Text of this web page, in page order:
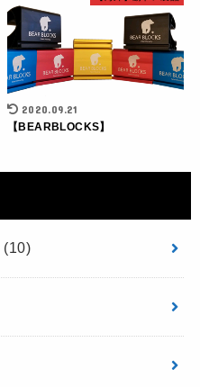
2020.09.21
【BEARBLOCKS】
(10)